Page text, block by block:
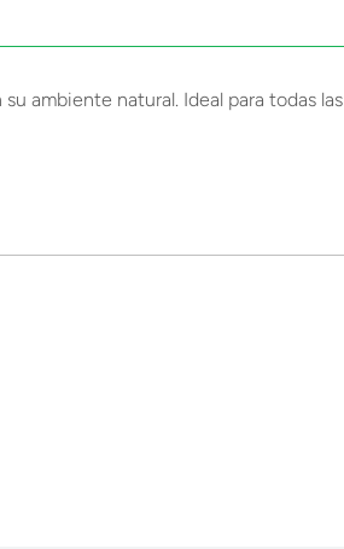
ambiente natural. Ideal para todas